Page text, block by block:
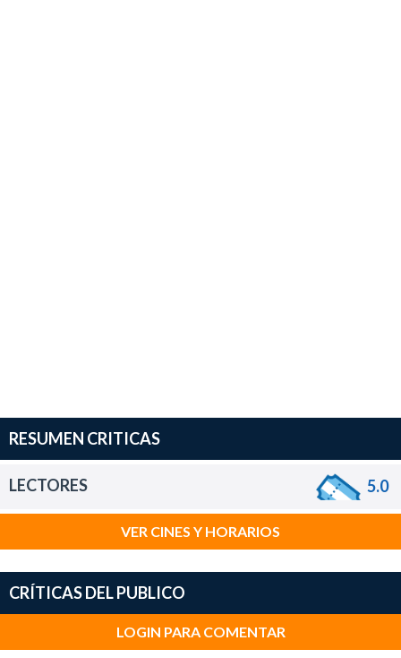
RESUMEN CRITICAS
LECTORES 5.0
VER CINES Y HORARIOS
CRÍTICAS DEL PUBLICO
LOGIN PARA COMENTAR